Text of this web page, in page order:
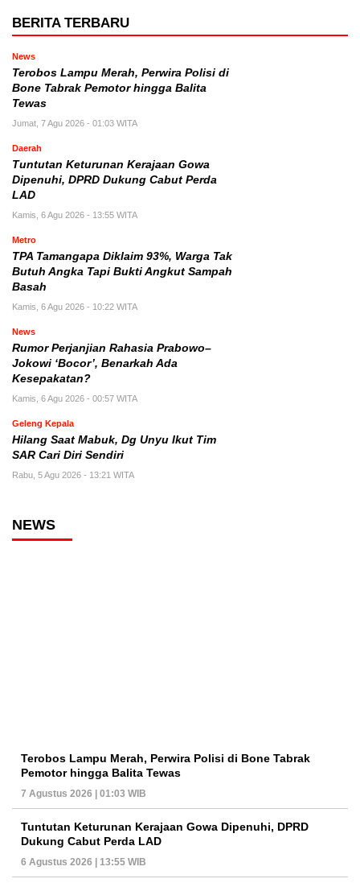
BERITA TERBARU
News
Terobos Lampu Merah, Perwira Polisi di
Bone Tabrak Pemotor hingga Balita
Tewas
Jumat, 7 Agu 2026 - 01:03 WITA
Daerah
Tuntutan Keturunan Kerajaan Gowa
Dipenuhi, DPRD Dukung Cabut Perda
LAD
Kamis, 6 Agu 2026 - 13:55 WITA
Metro
TPA Tamangapa Diklaim 93%, Warga Tak
Butuh Angka Tapi Bukti Angkut Sampah
Basah
Kamis, 6 Agu 2026 - 10:22 WITA
News
Rumor Perjanjian Rahasia Prabowo–
Jokowi ‘Bocor’, Benarkah Ada
Kesepakatan?
Kamis, 6 Agu 2026 - 00:57 WITA
Geleng Kepala
Hilang Saat Mabuk, Dg Unyu Ikut Tim
SAR Cari Diri Sendiri
Rabu, 5 Agu 2026 - 13:21 WITA
NEWS
Terobos Lampu Merah, Perwira Polisi di Bone Tabrak
Pemotor hingga Balita Tewas
7 Agustus 2026 | 01:03 WIB
Tuntutan Keturunan Kerajaan Gowa Dipenuhi, DPRD
Dukung Cabut Perda LAD
6 Agustus 2026 | 13:55 WIB